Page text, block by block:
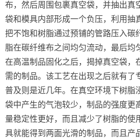
布，然后周围包裹真空袋，并抽出真
袋和模具内部形成一个负压，利用抽
把不饱和树脂通过预铺的管路压入碳
脂在碳纤维布之间均匀流动，最后均
在高温制品固化之后，揭掉真空袋，
需的制品。该工艺在出现之后就有了
普及则是近几年。在真空环境下树脂
袋中产生的气泡较少，制品的强度更
量稳定性更好，而且减少了树脂的使
具就能得到两面光滑的制品，而且产